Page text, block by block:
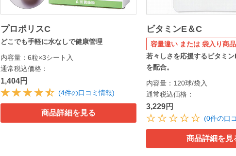
プロポリスC
どこでも手軽に水なしで健康管理
内容量：6粒×3シート入
通常税込価格：
1,404円
(4件の口コミ情報)
商品詳細を見る
ビタミンE＆C
容量違い または 袋入り商
若々しさを応援するビタミ
を配合。
内容量：120球/袋入
通常税込価格：
3,229円
(0件の口
商品詳細を見